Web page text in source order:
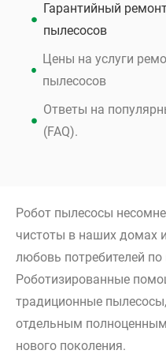
Гарантийный
пылесосов
Цены на услуги
пылесосов
Ответы на
(FAQ).
Робот пылесосы
чистоты в наших домах
любовь потребителей
Роботизированные
традиционные
отдельным
нового поколения.